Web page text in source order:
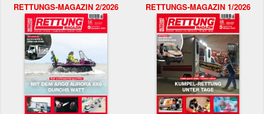
RETTUNGS-MAGAZIN 2/2026 RETTUNGS-MAGAZIN 1/2026